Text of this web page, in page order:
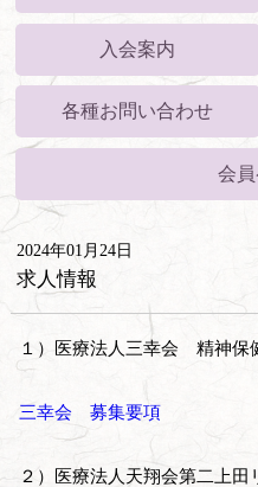
入会案内
各種お問い合わせ
会
2024年01月24日
求人情報
１）医療法人三幸会 精神保
三幸会 募集要項
２）医療法人天翔会第二上